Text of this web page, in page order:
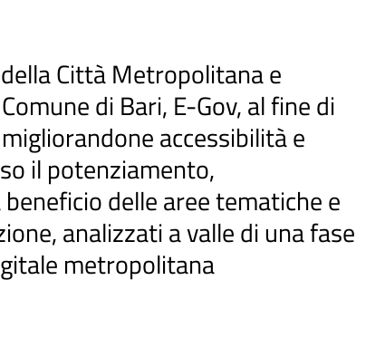
Città Metropolitana e
di Bari, E-Gov, al fine di
accessibilità e
il potenziamento,
delle aree tematiche e
analizzati a valle di una fase
metropolitana